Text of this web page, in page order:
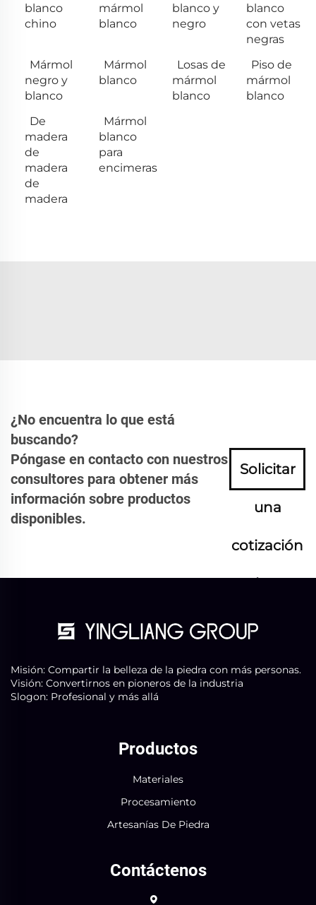
blanco
chino
mármol
blanco
blanco y
negro
blanco
con vetas
negras
Mármol
negro y
blanco
Mármol
blanco
Losas de
mármol
blanco
Piso de
mármol
blanco
De
madera
de
madera
de
madera
Mármol
blanco
para
encimeras
¿No encuentra lo que está
buscando?
Póngase en contacto con nuestros
consultores para obtener más
información sobre productos
disponibles.
Solicitar
una
cotización
ahora
Misión: Compartir la belleza de la piedra con más personas.
Visión: Convertirnos en pioneros de la industria
Slogon: Profesional y más allá
Productos
Materiales
Procesamiento
Artesanías De Piedra
Contáctenos